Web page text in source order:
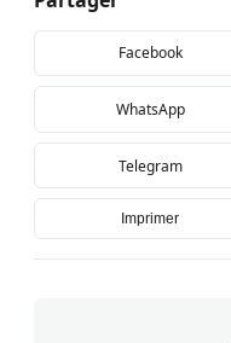
Facebook
WhatsApp
Telegram
Imprimer